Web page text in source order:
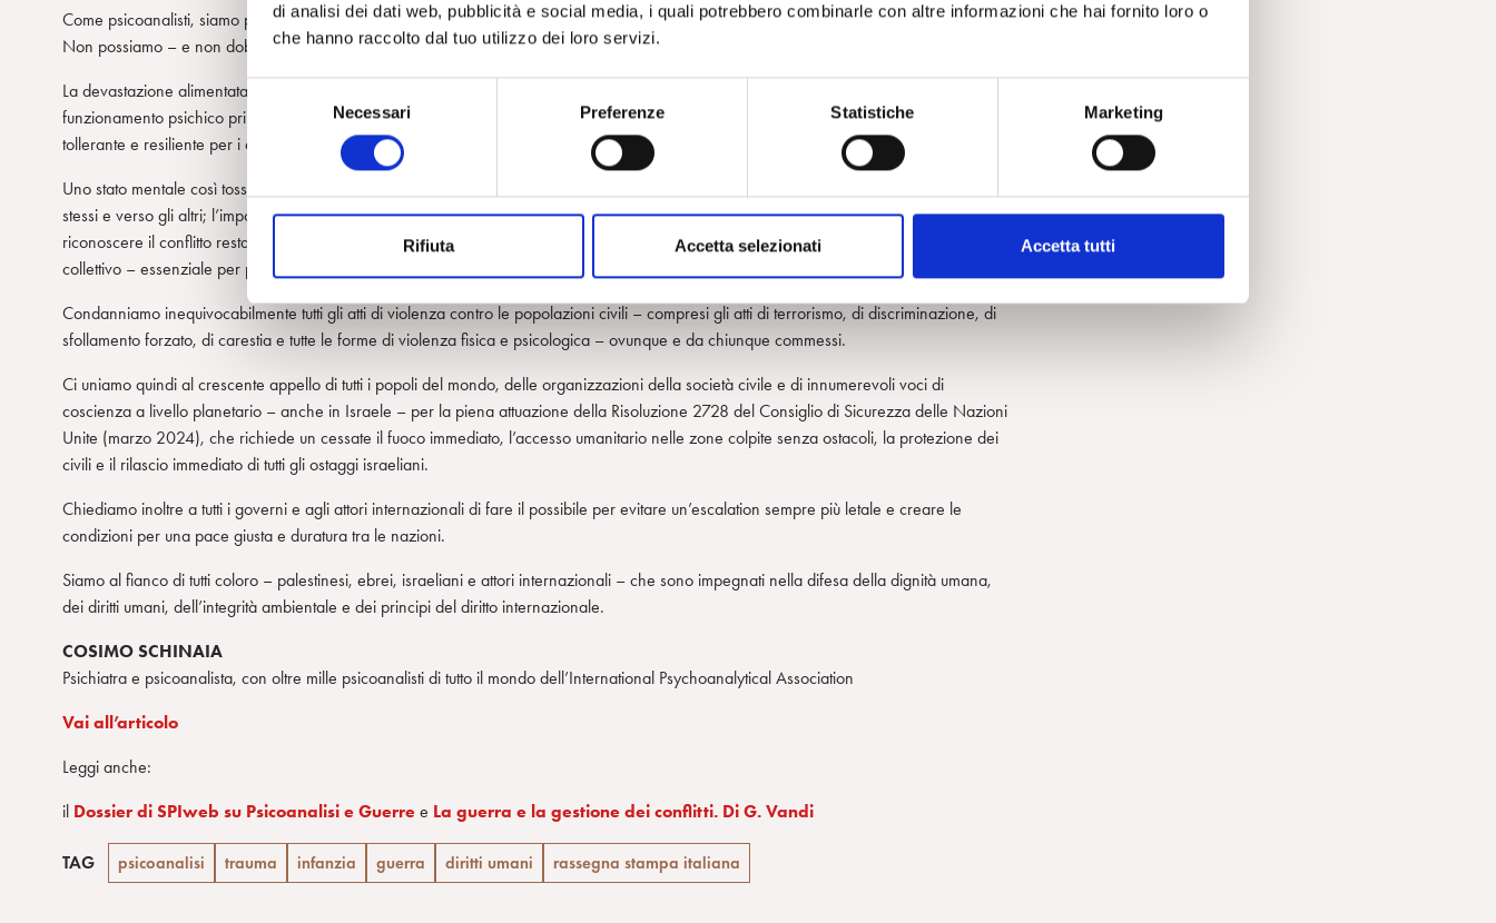
di analisi dei dati web, pubblicità e social media, i quali potrebbero combinarle con altre informazioni che hai fornito loro o
che hanno raccolto dal tuo utilizzo dei loro servizi.
S
l
z
i
o
n
e
l
c
o
n
e
n
o
Necessari Preferenze Statistiche Marketing
Rifiuta Accetta selezionati Accetta tutti
Come psicoanalisti, siamo pienamente consapevoli degli effetti duraturi della violenza e delle privazioni prolungate sulla psiche umana.
Non possiamo – e non dobbiamo – rimanere in silenzio.
La devastazione alimentata da cicli incessanti di paura, ritorsione e disperazione favorisce uno stato mentale paranoico – una forma di
funzionamento psichico primitivo nelle relazioni interne ed esterne – che rischia di impedire l’emergere di una generazione sana,
tollerante e resiliente per i decenni a venire.
Uno stato mentale così tossico è in profondo contrasto con i valori che guidano il nostro lavoro: l’etica dell’ascolto e della cura – verso se
stessi e verso gli altri; l’importanza di riconoscere e contenere le emozioni senza cedere all’aggressività distruttiva; la capacità di
riconoscere il conflitto restando impegnati nel dialogo; e un incrollabile rispetto per l’integrità fisica e psicologica – a livello individuale e
collettivo – essenziale per promuovere la crescita mentale e rafforzare i legami umani.
Condanniamo inequivocabilmente tutti gli atti di violenza contro le popolazioni civili – compresi gli atti di terrorismo, di discriminazione, di
sfollamento forzato, di carestia e tutte le forme di violenza fisica e psicologica – ovunque e da chiunque commessi.
Ci uniamo quindi al crescente appello di tutti i popoli del mondo, delle organizzazioni della società civile e di innumerevoli voci di
coscienza a livello planetario – anche in Israele – per la piena attuazione della Risoluzione 2728 del Consiglio di Sicurezza delle Nazioni
Unite (marzo 2024), che richiede un cessate il fuoco immediato, l’accesso umanitario nelle zone colpite senza ostacoli, la protezione dei
civili e il rilascio immediato di tutti gli ostaggi israeliani.
Chiediamo inoltre a tutti i governi e agli attori internazionali di fare il possibile per evitare un’escalation sempre più letale e creare le
condizioni per una pace giusta e duratura tra le nazioni.
Siamo al fianco di tutti coloro – palestinesi, ebrei, israeliani e attori internazionali – che sono impegnati nella difesa della dignità umana,
dei diritti umani, dell’integrità ambientale e dei principi del diritto internazionale.
COSIMO SCHINAIA
Psichiatra e psicoanalista, con oltre mille psicoanalisti di tutto il mondo dell’International Psychoanalytical Association
Vai all’articolo
Leggi anche:
il Dossier di SPIweb su Psicoanalisi e Guerre e La guerra e la gestione dei conflitti. Di G. Vandi
TAG psicoanalisi trauma infanzia guerra diritti umani rassegna stampa italiana